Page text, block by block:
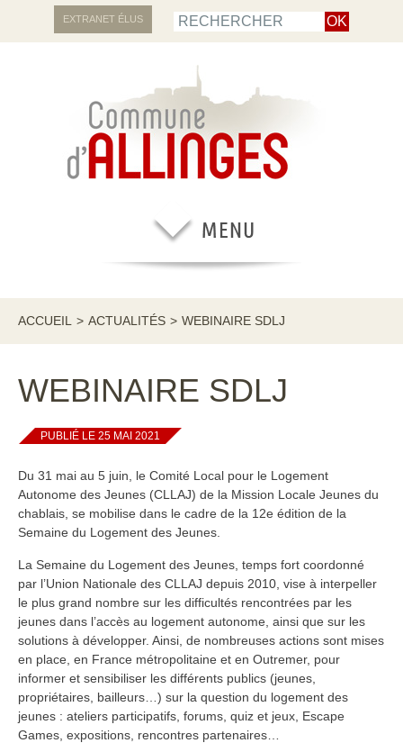
EXTRANET ÉLUS
ACCUEIL > ACTUALITÉS > WEBINAIRE SDLJ
WEBINAIRE SDLJ
PUBLIÉ LE 25 MAI 2021
Du 31 mai au 5 juin, le Comité Local pour le Logement
Autonome des Jeunes (CLLAJ) de la Mission Locale Jeunes du
chablais, se mobilise dans le cadre de la 12e édition de la
Semaine du Logement des Jeunes.
La Semaine du Logement des Jeunes, temps fort coordonné
par l’Union Nationale des CLLAJ depuis 2010, vise à interpeller
le plus grand nombre sur les difficultés rencontrées par les
jeunes dans l’accès au logement autonome, ainsi que sur les
solutions à développer. Ainsi, de nombreuses actions sont mises
en place, en France métropolitaine et en Outremer, pour
informer et sensibiliser les différents publics (jeunes,
propriétaires, bailleurs…) sur la question du logement des
jeunes : ateliers participatifs, forums, quiz et jeux, Escape
Games, expositions, rencontres partenaires…